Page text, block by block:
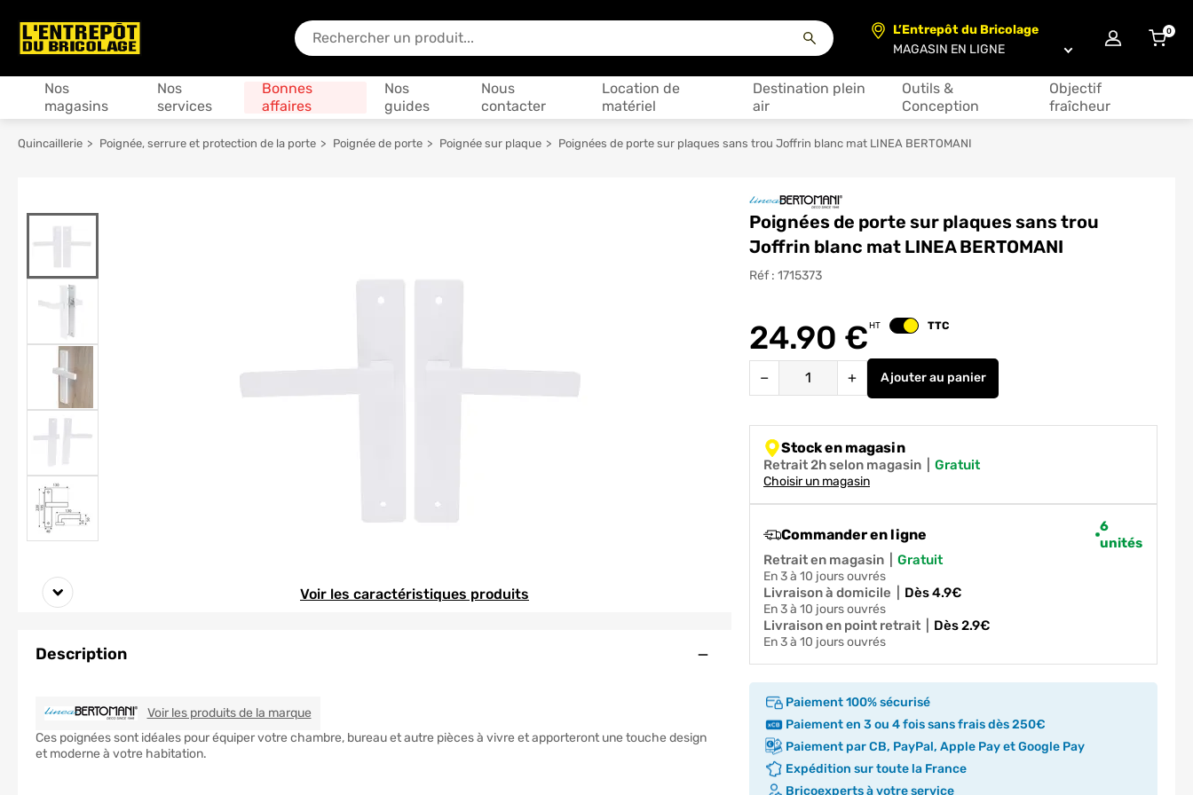
En quoi puis-je vous aider ? L’Entrepôt du Bricolage
Choisir un magasin
0article
Nos
magasins
Nos
services
Bonnes
affaires
Nos
guides
Nous
contacter
Location de
matériel
Destination plein
air
Outils &
Conception
Objectif
fraîcheur
Quincaillerie Poignée, serrure et protection de la porte Poignée de porte Poignée sur plaque Poignées de porte sur plaques sans trou Joffrin blanc mat LINEA BERTOMANI
Poignées de porte sur plaques sans trou
Joffrin blanc mat LINEA BERTOMANI
Réf : 1715373
HT Changer le prix
TTC
24.90 €
− + Ajouterau panier
Stock en magasin
Retrait 2h selon magasin gratuit
Choisir un magasin
Commander en ligne
6
unités
Retrait en magasin
gratuit
en 3 à 10 jours ouvrés
Livraison à domicile dès 4.9€
en 3 à 10 jours ouvrés
Livraison en point retrait dès 2.9€
en 3 à 10 jours ouvrés
Paiement 100% sécurisé
Paiement en 3 ou 4 fois sans frais dès 250€
Paiement par CB, PayPal, Apple Pay et Google Pay
Expédition sur toute la France
Bricoexperts à votre service
Element 1 sur 5
Voir les caractéristiques produits
Description Ouvert
Voir les produits de la marqueLINEA BERTOMANI
Ces poignées sont idéales pour équiper votre chambre, bureau et autre pièces à vivre et apporteront une touche design
et moderne à votre habitation.